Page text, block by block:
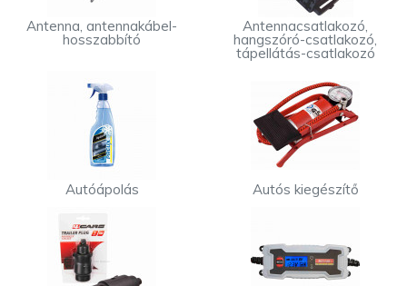
Antenna, antennakábel-
hosszabbító
Antennacsatlakozó,
hangszóró-csatlakozó,
tápellátás-csatlakozó
Autóápolás Autós kiegészítő